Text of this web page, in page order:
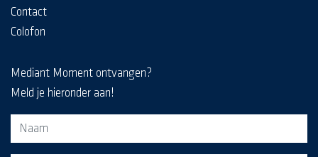
Contact
Colofon
Mediant Moment ontvangen?
Meld je hieronder aan!
Aanmeldformulier voor de MediaKrant